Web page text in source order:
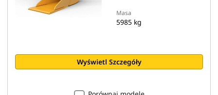
Masa
5985 kg
Wyświetl Szczegóły